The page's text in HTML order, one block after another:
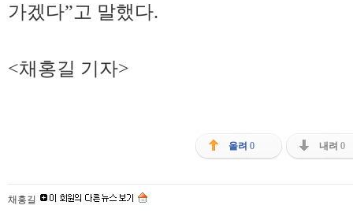
가겠다”고 말했다.
<채홍길 기자>
올려 0 내려 0
채홍길